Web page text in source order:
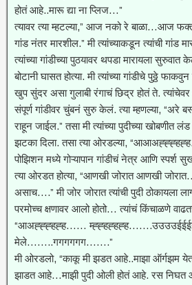
होतं आहे..मारू द्या ना प्लिज…”
त्यावर त्या म्हटल्या,” आज नको रे बाळा…आज
गांड नंतर मारशील.” मी त्यांच्याकडून त्यांची गांड
त्यांच्या गांडीच्या पुठयावर थपडा मारायला सुरुवात
बोटानी घासत होत्या. मी त्यांच्या गांडीचे पुठ्ठे
खुप सुंदर असा गुलाबी रंगाचं छिद्र होतं ते.
संपूर्ण गांडीवर चुंबनं सुरु केलं. त्या म्हणल्या, “अरे
राहून जाईल.” तसा मी त्यांच्या पुदीच्या खोबणीत
झटका दिला. तसा त्या ओरडल्या,
पोझिशन मध्ये गोऱ्यापान गांडीचं नेत्र आणि स्पर्श
त्या ओरडत होत्या, “आणखी जोरात आणखी
असाच….” मी जोर जोरात त्यांची पुदी ठोकायला
परमोच्च क्षणावर आलो होतो… त्यांचं किंचाळणे
“आअह्ह्ह्हह्ह……
मेले……..गगगगगग…….”
मी ओरडलो, “काकू मी झडत आहे..माझा ऑर्गझम येत
झाडत आहे…माझी पुदी ओली होतं आहे. रस निघत